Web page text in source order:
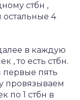
стбн ,
остальные 4
в каждую
, то есть стбн.
пять
провязываем
по 1 стбн в